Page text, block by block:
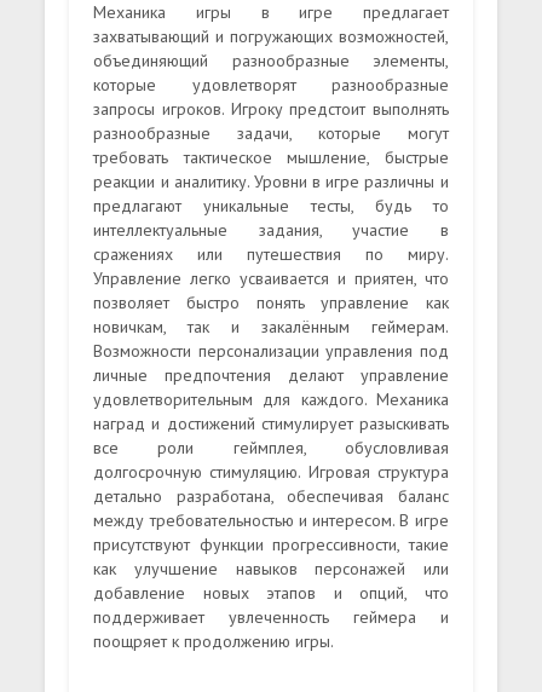
Механика игры в игре предлагает
захватывающий и погружающих возможностей,
объединяющий разнообразные элементы,
которые удовлетворят разнообразные
запросы игроков. Игроку предстоит выполнять
разнообразные задачи, которые могут
требовать тактическое мышление, быстрые
реакции и аналитику. Уровни в игре различны и
предлагают уникальные тесты, будь то
интеллектуальные задания, участие в
сражениях или путешествия по миру.
Управление легко усваивается и приятен, что
позволяет быстро понять управление как
новичкам, так и закалённым геймерам.
Возможности персонализации управления под
личные предпочтения делают управление
удовлетворительным для каждого. Механика
наград и достижений стимулирует разыскивать
все роли геймплея, обусловливая
долгосрочную стимуляцию. Игровая структура
детально разработана, обеспечивая баланс
между требовательностью и интересом. В игре
присутствуют функции прогрессивности, такие
как улучшение навыков персонажей или
добавление новых этапов и опций, что
поддерживает увлеченность геймера и
поощряет к продолжению игры.